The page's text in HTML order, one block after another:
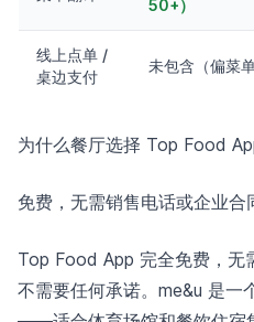
50+）
线上点单 /
桌边支付
未包含（偏菜单
为什么餐厅选择 Top Food
免费，无需销售电话或企业合
Top Food App 完全免费，无
不需要任何承诺。me&u 是一